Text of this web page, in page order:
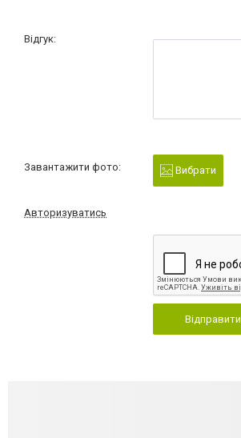
Відгук:
Завантажити фото: Вибрати
Авторизуватись
Відправити